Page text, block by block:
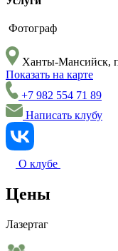
Фотограф
Ханты-Мансийск,
Показать на карте
+7 982 554 71 89
Написать клубу
О клубе
Цены
Лазертаг